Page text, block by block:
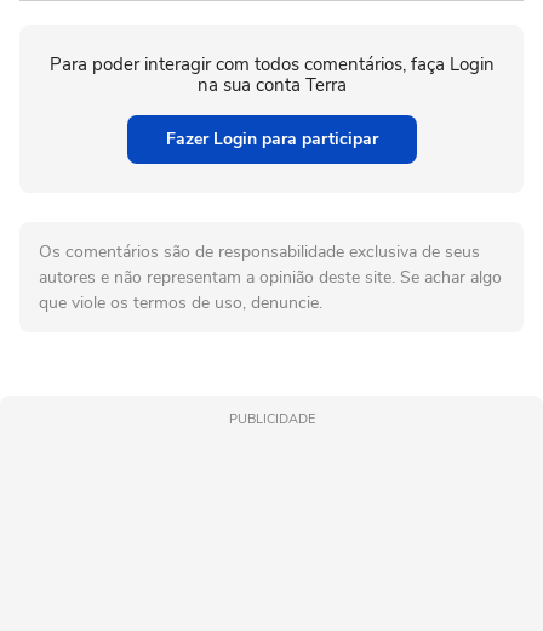
Para poder interagir com todos comentários, faça Login
na sua conta Terra
Fazer Login para participar
Os comentários são de responsabilidade exclusiva de seus
autores e não representam a opinião deste site. Se achar algo
que viole os termos de uso, denuncie.
PUBLICIDADE